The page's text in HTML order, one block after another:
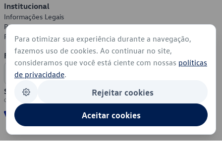
Institucional
Informações Legais
Política de Privacidade
Política de Cookies
Formas de Pagamento
Segurança
Para otimizar sua experiência durante a navegação,
fazemos uso de cookies. Ao continuar no site,
consideramos que você está ciente com nossas políticas
de privacidade.
Rejeitar cookies
Aceitar cookies